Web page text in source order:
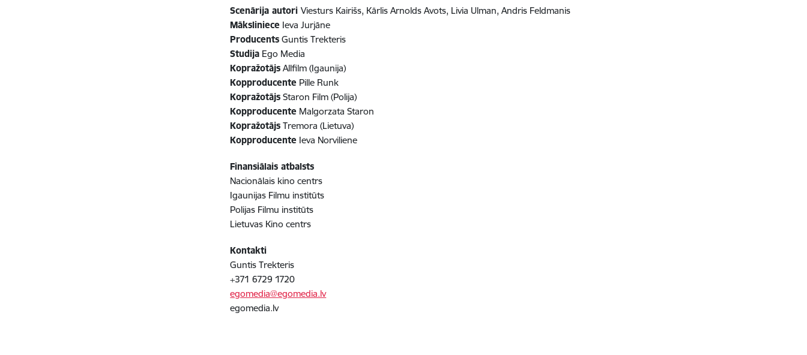
Scenārija autoriViesturs Kairišs, Kārlis Arnolds Avots, Livia Ulman, Andris Feldmanis
Māksliniece Ieva Jurjāne
Producents Guntis Trekteris
Studija Ego Media
Kopražotājs Allfilm (Igaunija)
Kopproducente Pille Runk
Kopražotājs Staron Film (Polija)
Kopproducente Malgorzata Staron
Kopražotājs Tremora (Lietuva)
Kopproducente Ieva Norviliene
Finansiālais atbalsts
Nacionālais kino centrs
Igaunijas Filmu institūts
Polijas Filmu institūts
Lietuvas Kino centrs
Kontakti
Guntis Trekteris
+371 6729 1720
egomedia@egomedia.lv
egomedia.lv